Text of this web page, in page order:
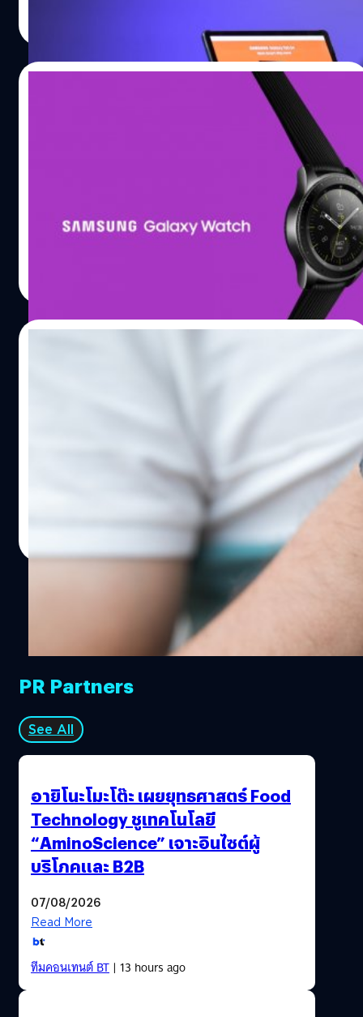
ทีมสุขภาพในธุรกิจการสื่อสารแบบเคลื่อนที่กล่าวว่าแอปตรวจ
สุขภาพของ Samsung มีศักยภาพที่จะช่วยเหลือผู้คนหลาย
ล้านคนทั่วโลกที่ได้รับผลกระทบจากความดันโลหิตสูง โดยการ
รวมฮาร์ดแวร์ในระดับที่ดีที่สุดเข้ากับซอฟต์แวร์นวัตกรรม
ล่าสุดเพื่อริเริ่มสร้างประสบการณ์ใหม่บนมือถือ ที่มา : cnet
โจทย์เอนเตอร์เทนเมนต์หลากหลายรูปแบบ มาพร้อมกับสุด
ยอดนวัตกรรมอันเป็นเอกลักษณ์ของซัมซุง อย่าง S Pen ขนทัพ
โปรโมชั่นพิเศษมากมาย ทั้งผ่อน 0% 10 เดือน ซัมซุงผ่อนให้ฟรี
1 เดือน เมื่อซื้อ Galaxy Note 9 พร้อมของแถมสุดพิเศษ กลับ
มาอีกครั้งกับโปรโมชั่น ‘เก่าแลกใหม่’ แลกซื้อสมาร์ทโฟนรุ่น
แฟลกชิปยอดฮิตในราคาสุดพิเศษ พร้อมด้วยโปรจับคู่สุด
พิเศษนำมือถือหรือแท็บเล็ตซื้อ Galaxy Note 9 พร้อมกับ
Galaxy Watch รับส่วนลดเพิ่ม 3,000 บาท ซัมซุง เปิดตัว…
Samsung เปิดตัว Galaxy Watch สมาร์ทวอ
ตามข่าวลือก่อนหน้านี้ที่มีรายงานว่า Samsung จะเปิดตัวสมา
ร์ทวอชรุ่นใหม่พร้อมกับ Galaxy Note 9 และก็มาเป็นที่
เรียบร้อยแล้วกับ Galaxy Watch นั่นเองครับ ถึงแม้จะเปลี่ยน
ชื่อแต่ก็ยังคงสืบต่อเจตนารมของ Galaxy Gear S3 โดย
Galaxy Watch มีสองขนาดให้เลือก ได้แก่ 42mm และ 46mm
สเปก Galaxy Watch ใช้ระบบปฏิบัติการ TizenOS รองรับ
LTE, Bluetooth และ GPS ความจุภายในเครื่อง 4GB หน้าปัด
ให้ใช้งานกว่า 60,000 แบบ กันน้ำมาตรฐาน IP68 ลึก 5ATM
จุดที่แตกต่างกันคือขนาดของหน้าปัดซึ่งมีสองขนาด หน้าปัด
42mm มีความจุแบตเตอรี่ 270 mAh นอกจากนี้ยังมีความ
แตกต่างในส่วนของการเชื่อมต่อ รุ่น LTE…
Samsung เตรียมเปิดตัว Galaxy Watch
สมาร์ทวอชรุ่นใหม่ของ Samsung จะไม่ได้ใช้ชื่อว่า Gear อีก
ต่อไปแล้ว ล่าสุดมีรายงานจากสื่อของเกาหลีเผยว่า สมาร์ทวอ
ชรุ่นใหม่ของ Samsung จะไม่ได้ใช้ชื่อว่า Gear S4 แต่จะใช้ชื่อ
ว่า Galaxy Watch แทนครับ ถึงแม้ว่าสมาร์ทวอชรุ่นใหม่จะใช้
ชื่อว่า Galaxy Watch แต่สมาร์ทวอชดังกล่าวจะยังใช้ Tizen
OS เหมือนเดิม ไม่ได้เปลี่ยนไปใช้ wearOS หรืออย่างไร แต่รุ่น
นี้จะมาพร้อมแอปพิเศษสำหรับการเทรนโดยเฉพาะ สื่อต่าง
ประเทศรายงานว่า Samsung จะเปิดตัว Galaxy Watch พร้อม
Galaxy Note 9 ในวันที่ 9 สิงหาคมนี้ครับ อ้างอิง
วัชรกุล พัฒนาประทีป| 2942 days ago
PR Partners
See All
อายิโนะโมะโต๊ะ เผยยุทธศาสตร์ Food
Technology ชูเทคโนโลยี
“AminoScience” เจาะอินไซต์ผู้
บริโภคและ B2B
07/08/2026
Read More
ทีมคอนเทนต์ BT| 13 hours ago